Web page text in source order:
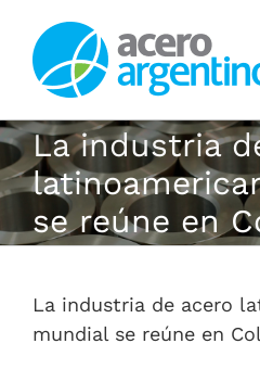
contenido
La industria
se reúne en
La industria de acero
mundial se reúne en